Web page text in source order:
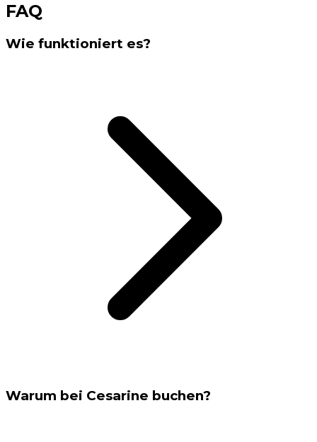
FAQ
Wie funktioniert es?
Warum bei Cesarine buchen?